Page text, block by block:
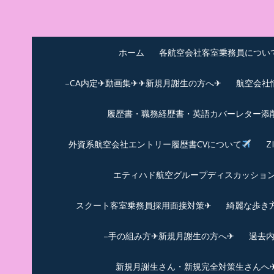
中尾享子CA内定
ホーム
各航空会社客室乗務員につい
–CA内定✈動画集✈✈新規月謝生の方へ✈ 航空会
履歴書・職務経歴書・英語カバーレター
外資系航空会社エントリー履歴書CVについて
エティハド航空グループディスカッショ
スクート客室乗務員採用面接対策✈︎ 綺麗な歩き
–手の組み方✈新規月謝生の方へ✈ 過去
新規月謝生さん・新規完全対策生さん